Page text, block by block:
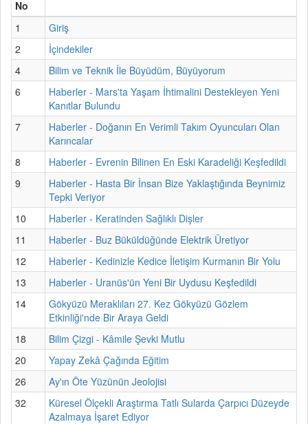
No
1
Giriş
2
İçindekiler
4
Bilim ve Teknik İle Büyüdüm, Büyüyorum
6
Haberler - Mars'ta Yaşam İhtimalini Destekleyen Yeni
Kanıtlar Bulundu
7
Haberler - Doğanın En Verimli Takım Oyuncuları Olan
Karıncalar
8
Haberler - Evrenin Bilinen En Eski Karadeliği Keşfedildi
9
Haberler - Hasta Bir İnsan Bize Yaklaştığında Beynimiz
Tepki Veriyor
10
Haberler - Keratinden Sağlıklı Dişler
11
Haberler - Buz Büküldüğünde Elektrik Üretiyor
12
Haberler - Kedinizle Kedice İletişim Kurmanın Bir Yolu
13
Haberler - Uranüs'ün Yeni Bir Uydusu Keşfedildi
14
Gökyüzü Meraklıları 27. Kez Gökyüzü Gözlem
Etkinliği'nde Bir Araya Geldi
18
Bilim Çizgi - Kâmile Şevki Mutlu
20
Yapay Zekâ Çağında Eğitim
26
Ay'ın Öte Yüzünün Jeolojisi
32
Küresel Ölçekli Araştırma Tatlı Sularda Çarpıcı Düzeyde
Azalmaya İşaret Ediyor